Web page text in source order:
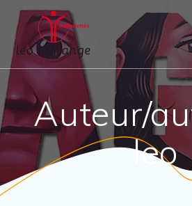
au
contenu
Auteur/
leo